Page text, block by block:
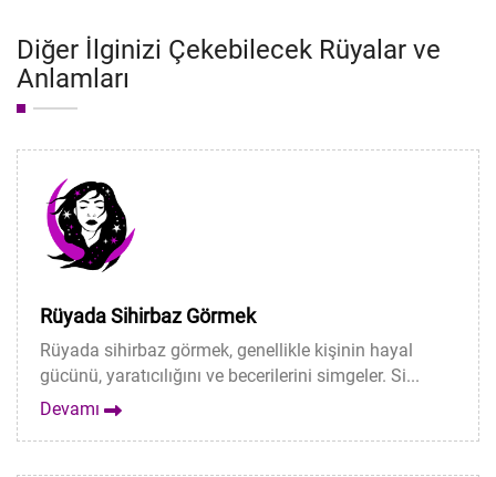
Diğer İlginizi Çekebilecek Rüyalar ve
Anlamları
Rüyada Sihirbaz Görmek
Rüyada sihirbaz görmek, genellikle kişinin hayal
gücünü, yaratıcılığını ve becerilerini simgeler. Si...
Devamı